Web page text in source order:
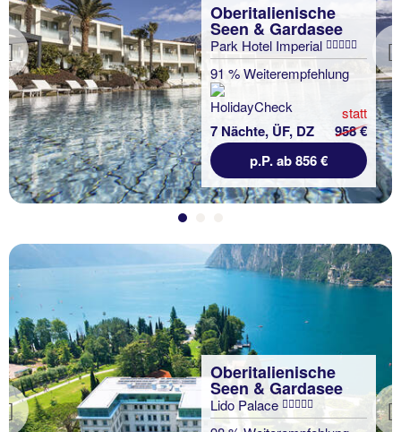
Previous
Oberitalienische
Seen & Gardasee
Park Hotel Imperial
91 % Weiterempfehlung
7 Nächte, ÜF, DZ
statt
958 €
p.P. ab 856 €
Oberitalienische
Seen & Gardasee
Lido Palace